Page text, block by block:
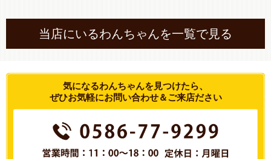
当店にいるわんちゃんを一覧で見る
気になるわんちゃんを見つけたら、
ぜひお気軽にお問い合わせ＆ご来店ださい